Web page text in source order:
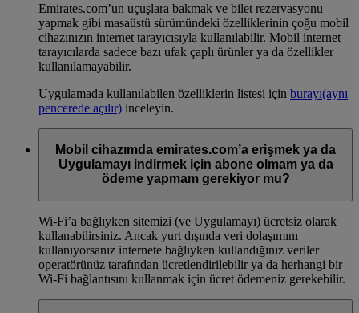
Emirates.com’un uçuşlara bakmak ve bilet rezervasyonu
yapmak gibi masaüstü sürümündeki özelliklerinin çoğu mobil
cihazınızın internet tarayıcısıyla kullanılabilir. Mobil internet
tarayıcılarda sadece bazı ufak çaplı ürünler ya da özellikler
kullanılamayabilir.
Uygulamada kullanılabilen özelliklerin listesi için burayı(aynı
pencerede açılır) inceleyin.
Mobil cihazımda emirates.com’a erişmek ya da
Uygulamayı indirmek için abone olmam ya da
ödeme yapmam gerekiyor mu?
Wi-Fi’a bağlıyken sitemizi (ve Uygulamayı) ücretsiz olarak
kullanabilirsiniz. Ancak yurt dışında veri dolaşımını
kullanıyorsanız internete bağlıyken kullandığınız veriler
operatörünüz tarafından ücretlendirilebilir ya da herhangi bir
Wi-Fi bağlantısını kullanmak için ücret ödemeniz gerekebilir.